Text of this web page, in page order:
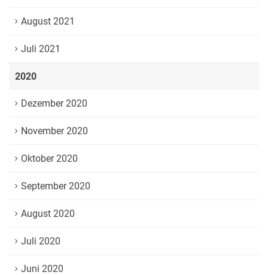
August 2021
Juli 2021
2020
Dezember 2020
November 2020
Oktober 2020
September 2020
August 2020
Juli 2020
Juni 2020